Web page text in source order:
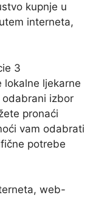
kupnje u
interneta,
lokalne ljekarne
izbor
pronaći
vam odabrati
potrebe
web-